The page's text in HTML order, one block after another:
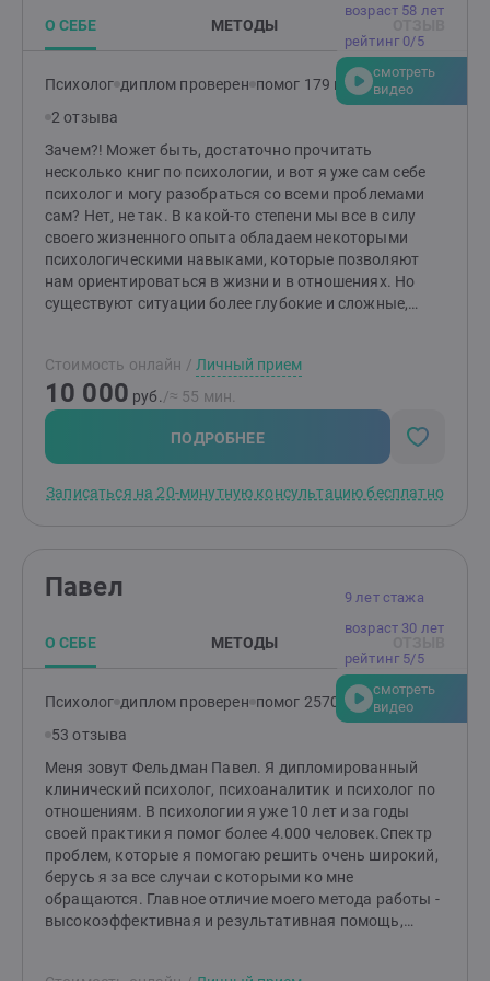
возраст 58 лет
рейтинг 0/5
смотреть
видео
О СЕБЕ МЕТОДЫ
Психолог диплом проверен помог 179 клиентам
2 отзыва
Зачем?! Может быть, достаточно прочитать
несколько книг по психологии, и вот я уже сам себе
психолог и могу разобраться со всеми проблемами
сам? Нет, не так. В какой-то степени мы все в силу
своего жизненного опыта обладаем некоторыми
психологическими навыками, которые позволяют
нам ориентироваться в жизни и в отношениях. Но
существуют ситуации более глубокие и сложные,
всегда идём к специалисту с точно выверенными
знаниями в той сфере, которая нам нужна (мы можем
поменять лампочку и без электрика, но вряд ли
починим телевизор, мы можем почистить зубы, но
вряд ли будем сами себе их лечить.) И этот
собой – человек с профессиональным высшим
Стоимость онлайн / Личный прием
10 000 руб./≈ 55 мин.
ПОДРОБНЕЕ
Записаться на 20-минутную консультацию бесплатно
9 лет стажа
возраст 30 лет
рейтинг 5/5
смотреть
видео
Павел
О СЕБЕ МЕТОДЫ
Психолог диплом проверен помог 2570 клиентам
53 отзыва
Меня зовут Фельдман Павел. Я дипломированный
клинический психолог, психоаналитик и психолог по
отношениям. В психологии я уже 10 лет и за годы
своей практики я помог более 4.000 человек.Спектр
проблем, которые я помогаю решить очень широкий,
берусь я за все случаи с которыми ко мне
обращаются. Главное отличие моего метода работы -
высокоэффективная и результативная помощь,